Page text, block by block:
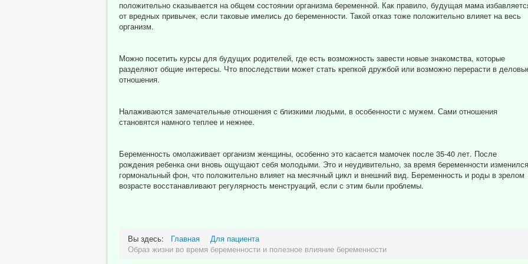
положительно сказывается на общем состоянии организма беременной. Как правило, будущая мама
от вредных привычек, если таковые имелись до беременности. Такой отказ тоже положительно влияет на весь
организм.
Можно посетить курсы для будущих родителей, где есть возможность завести новые знакомства, которые
разделяют общие интересы. Что впоследствии может стать крепкой дружбой или возможно перерасти в
отношения.
Налаживаются замечательные отношения с близкими людьми, в особенности с мужем. Сами отношения
становятся намного теплее и нежнее.
Беременность омолаживает организм женщины, особенно это касается мамочек после 35-40 лет. После
рождения ребенка они вновь ощущают себя молодыми. Это и неудивительно, за время беременности изменился
гормональный фон, что положительно влияет на месячный цикл и внешний вид. Беременность и роды в зрелом
возрасте восстанавливают регулярность менструаций, если с этим были проблемы.
Вы здесь: Главная
Для пациента
Образ жизни во время беременности и полезное влияние беременности